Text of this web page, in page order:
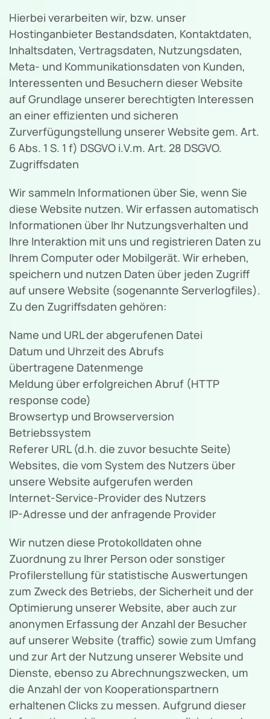
Hierbei verarbeiten wir, bzw. unser
Hostinganbieter Bestandsdaten, Kontaktdaten,
Inhaltsdaten, Vertragsdaten, Nutzungsdaten,
Meta- und Kommunikationsdaten von Kunden,
Interessenten und Besuchern dieser Website
auf Grundlage unserer berechtigten Interessen
an einer effizienten und sicheren
Zurverfügungstellung unserer Website gem. Art.
6 Abs. 1 S. 1 f) DSGVO i.V.m. Art. 28 DSGVO.
Zugriffsdaten
Wir sammeln Informationen über Sie, wenn Sie
diese Website nutzen. Wir erfassen automatisch
Informationen über Ihr Nutzungsverhalten und
Ihre Interaktion mit uns und registrieren Daten zu
Ihrem Computer oder Mobilgerät. Wir erheben,
speichern und nutzen Daten über jeden Zugriff
auf unsere Website (sogenannte Serverlogfiles).
Zu den Zugriffsdaten gehören:
Name und URL der abgerufenen Datei
Datum und Uhrzeit des Abrufs
übertragene Datenmenge
Meldung über erfolgreichen Abruf (HTTP
response code)
Browsertyp und Browserversion
Betriebssystem
Referer URL (d.h. die zuvor besuchte Seite)
Websites, die vom System des Nutzers über
unsere Website aufgerufen werden
Internet-Service-Provider des Nutzers
IP-Adresse und der anfragende Provider
Wir nutzen diese Protokolldaten ohne
Zuordnung zu Ihrer Person oder sonstiger
Profilerstellung für statistische Auswertungen
zum Zweck des Betriebs, der Sicherheit und der
Optimierung unserer Website, aber auch zur
anonymen Erfassung der Anzahl der Besucher
auf unserer Website (traffic) sowie zum Umfang
und zur Art der Nutzung unserer Website und
Dienste, ebenso zu Abrechnungszwecken, um
die Anzahl der von Kooperationspartnern
erhaltenen Clicks zu messen. Aufgrund dieser